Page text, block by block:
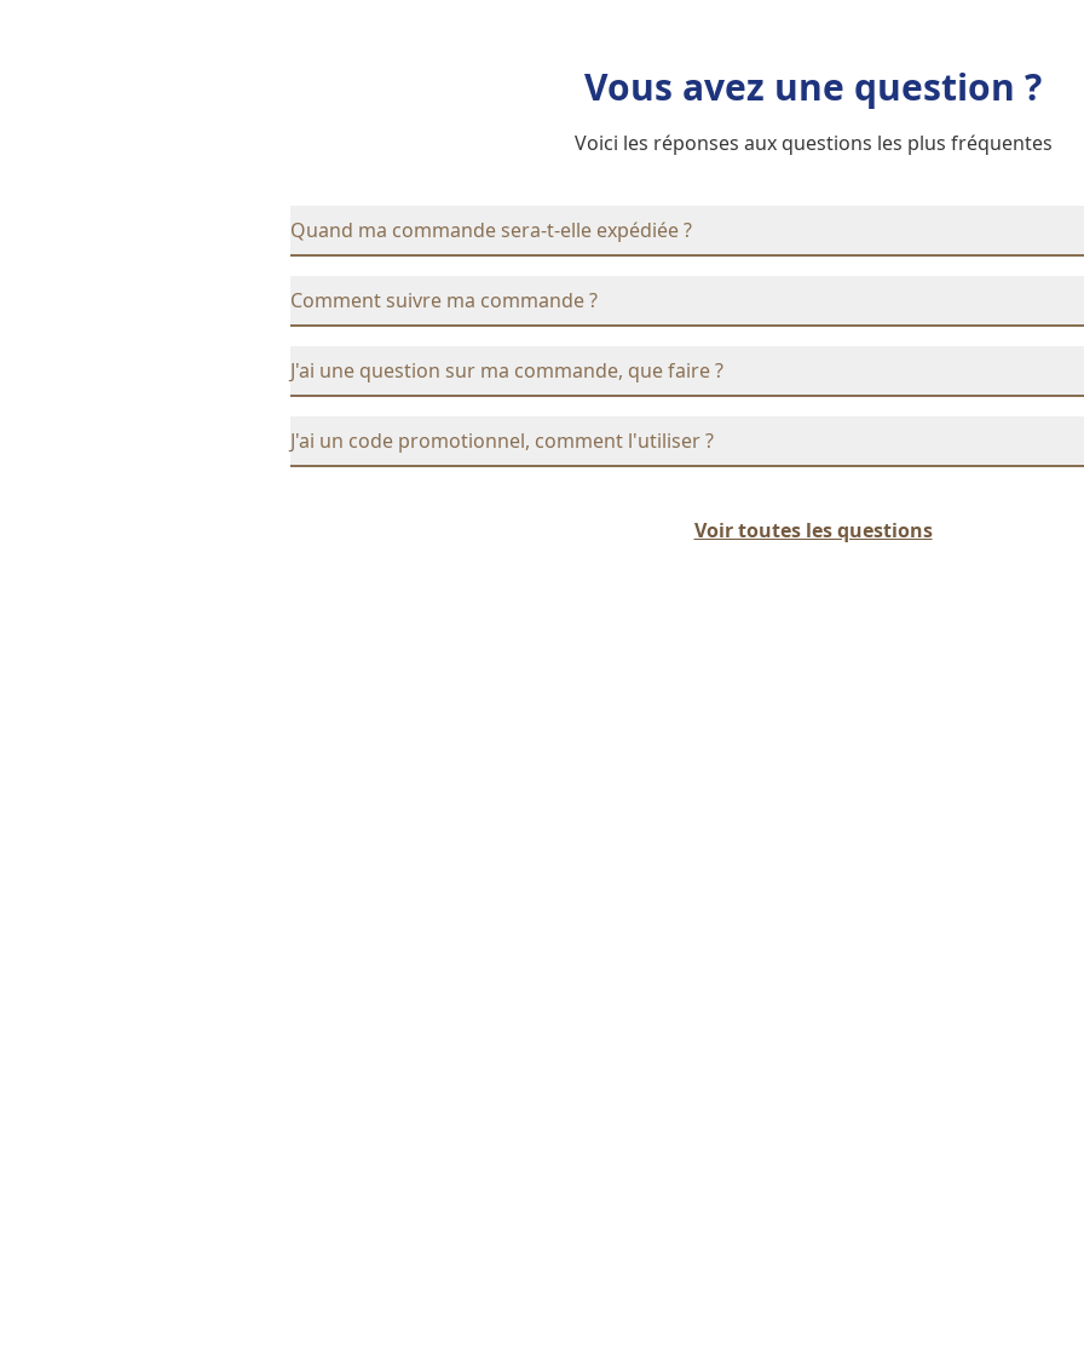
Vous avez une question ?
Voici les réponses aux questions les plus fréquentes
Quand ma commande sera-t-elle expédiée ?
Comment suivre ma commande ?
J'ai une question sur ma commande, que faire ?
J'ai un code promotionnel, comment l'utiliser ?
Voir toutes les questions